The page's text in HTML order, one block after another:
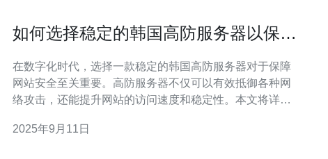
如何选择稳定的韩国高防服务器以保障
在数字化时代，选择一款稳定的韩国高防服务器对于保障
网站安全至关重要。高防服务器不仅可以有效抵御各种网
络攻击，还能提升网站的访问速度和稳定性。本文将详细
得信赖的服务提供商。 1. 了解高防服务器的基本概念 高防
2025年9月11日